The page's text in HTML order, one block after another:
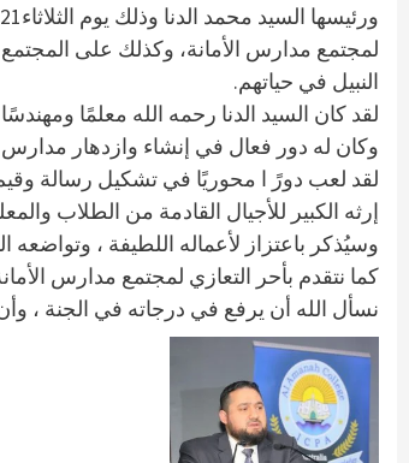
ورئيسها السيد محمد الدنا وذلك يوم الثلاثاء21مارس2023.لقد كانتوفاته خسارة كبيرة
لمجتمع مدارس الأمانة، وكذلك على
النبيل في حياتهم.
لقد كان السيد الدنا رحمه الله معلمًا
وكان له دور فعال في إنشاء وازدهار مدارس الأمانة
لقد لعب دورً ا محوريًا في تشكيل رسالة
إرثه الكبير للأجيال القادمة من الطلاب
وسيُذكر باعتزاز لأعماله اللطيفة ، وتواضعه
كما نتقدم بأحر التعازي لمجتمع مدارس
نسأل الله أن يرفع في درجاته في الجنة ،